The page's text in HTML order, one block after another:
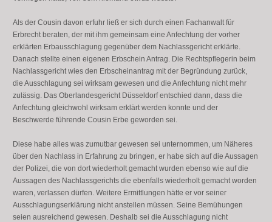
Als der Cousin davon erfuhr ließ er sich durch einen Fachanwalt für
Erbrecht beraten, der mit ihm gemeinsam eine Anfechtung der vorher
erklärten Erbausschlagung gegenüber dem Nachlassgericht erklärte.
Danach stellte einen eigenen Erbschein Antrag. Die Rechtspflegerin beim
Nachlassgericht wies den Erbscheinantrag mit der Begründung zurück,
die Ausschlagung sei wirksam gewesen und die Anfechtung nicht mehr
zulässig. Das Oberlandesgericht Düsseldorf entschied dann, dass die
Anfechtung gleichwohl wirksam erklärt werden konnte und der
Beschwerde führende Cousin Erbe geworden sei.
Diese habe alles was zumutbar gewesen sei unternommen, um Näheres
über den Nachlass in Erfahrung zu bringen, er habe sich auf die Aussagen
der Polizei, die von dort wiederholt gemacht wurden ebenso wie auf die
Aussagen des Nachlassgerichts die ebenfalls wiederholt gemacht worden
waren, verlassen dürfen. Weitere Ermittlungen hätte er vor seiner
Ausschlagungserklärung nicht anstellen müssen. Seine Bemühungen
seien ausreichend gewesen. Deshalb sei die Ausschlagung nicht